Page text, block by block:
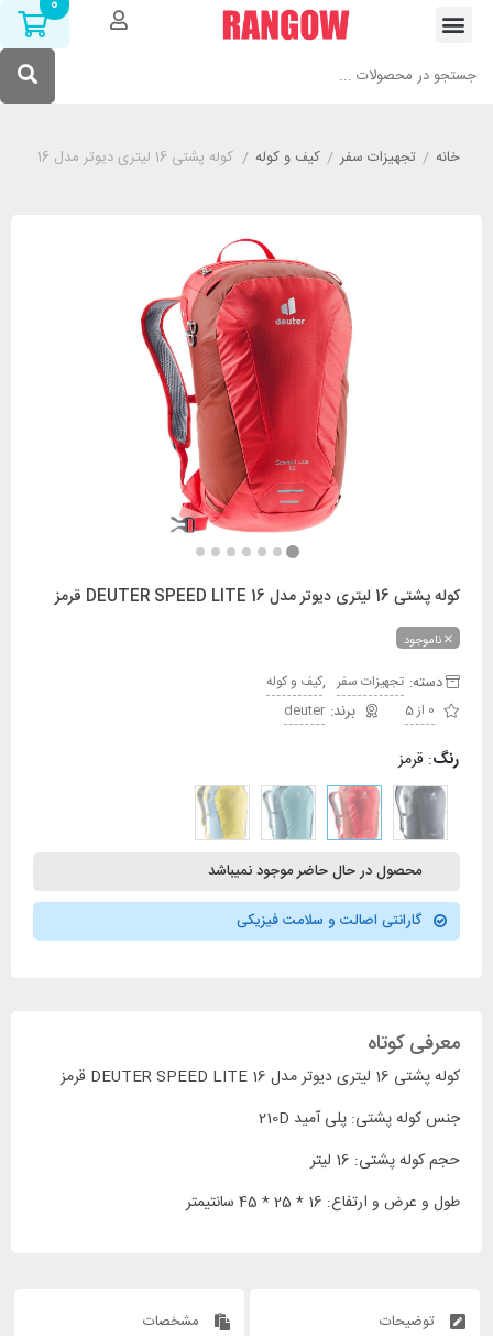
خانه/ تجهیزات سفر/ کیف و کوله/ کوله پشتی 16 لیتری دیوتر مدل DEUTER SPEED LITE 16 قرمز
کوله پشتی 16 لیتری دیوتر مدل DEUTER SPEED LITE 16 قرمز
ناموجود
دسته: تجهیزات سفر , کیف و کوله
0 از 5
deuter
رنگ:قرمز
محصول در حال حاضر موجود نمیباشد
گارانتی اصالت و سلامت فیزیکی
معرفی کوتاه
کوله پشتی 16 لیتری دیوتر مدل DEUTER SPEED LITE 16 قرمز
جنس کوله پشتی: پلی آمید 210D
حجم کوله پشتی: 16 لیتر
طول و عرض و ارتفاع: 16 * 25 * 45 سانتیمتر
توضیحات مشخصات